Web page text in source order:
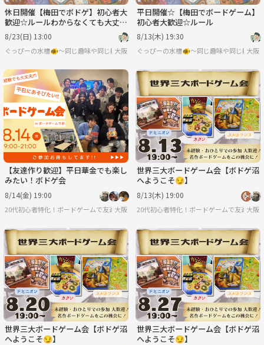
休日開催【梅田でボドゲ】初心者大
歓迎☆ルールわからなくても大丈夫
🎶
8/23(日) 13:00
ぐっぴーの水槽🐠〜同じ趣味や同じ興味で繋がろう〜
大阪
平日開催☆【梅田でボードゲーム】
初心者大歓迎☆ルール
8/13(木) 19:30
ぐっぴーの水槽🐠〜同じ趣味や同じ興味で
大阪
【友達作り歓迎】平日華金でも楽し
みたい！ボドゲ会
8/14(金) 19:00
20代初心者特化！ボードゲームで友達を作ろうサークル
大阪
世界三大ボードゲーム会【ボドゲ沼
へようこそ😏】
8/13(木) 19:00
20代初心者特化！ボードゲームで友達を作
大阪
世界三大ボードゲーム会【ボドゲ沼
へようこそ😏】
世界三大ボードゲーム会【ボドゲ沼
へようこそ😏】